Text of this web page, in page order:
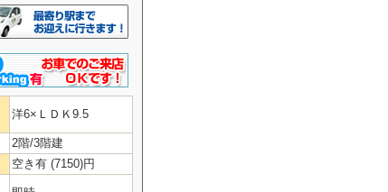
洋6×ＬＤＫ9.5
2階/3階建
空き有 (7150)円